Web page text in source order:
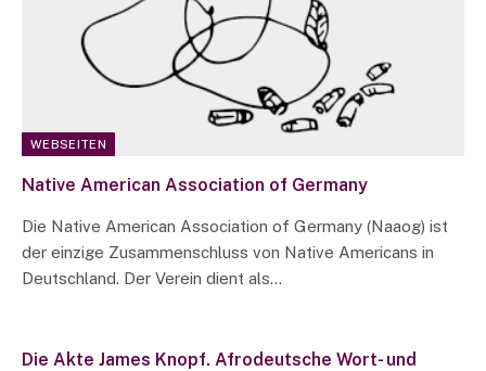
WEBSEITEN
Native American Association of Germany
Die Native American Association of Germany (Naaog) ist
der einzige Zusammenschluss von Native Americans in
Deutschland. Der Verein dient als…
Die Akte James Knopf. Afrodeutsche Wort- und